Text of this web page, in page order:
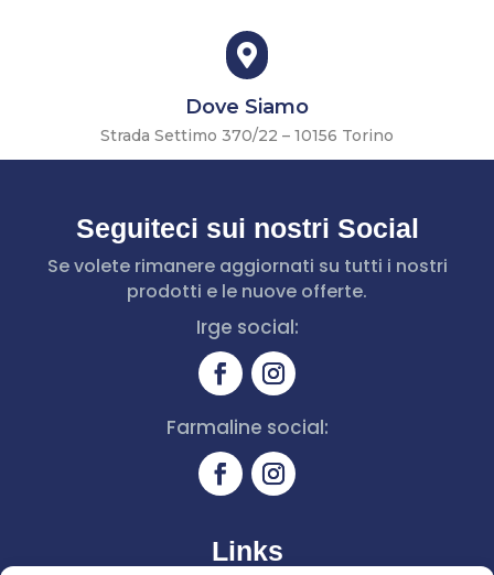

Dove Siamo
Strada Settimo 370/22 – 10156 Torino
Seguiteci sui nostri Social
Se volete rimanere aggiornati su tutti i nostri
prodotti e le nuove offerte.
Irge social:
Farmaline social:
Links